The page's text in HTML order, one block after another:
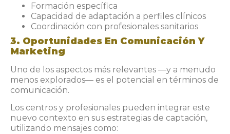
Formación específica
Capacidad de adaptación a perfiles clínicos
Coordinación con profesionales sanitarios
3. Oportunidades En Comunicación Y
Marketing
Uno de los aspectos más relevantes —y a menudo
menos explorados— es el potencial en términos de
comunicación.
Los centros y profesionales pueden integrar este
nuevo contexto en sus estrategias de captación,
utilizando mensajes como: